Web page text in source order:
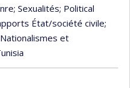
; Sexualités; Political
État/société civile;
et